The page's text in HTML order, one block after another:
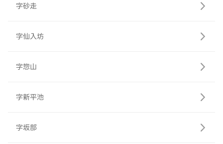
字砂走
字仙入坊
字惣山
字新平池
字坂部